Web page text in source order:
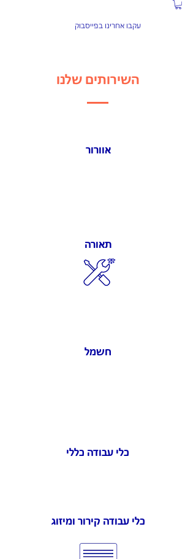
התקשרו עכשיו:
עקבו אחרינו בפייסבוק
השירותים שלנו
אוורור
תאורה
חשמל
כלי עבודה כללי
כלי עבודה קירור ומיזוג